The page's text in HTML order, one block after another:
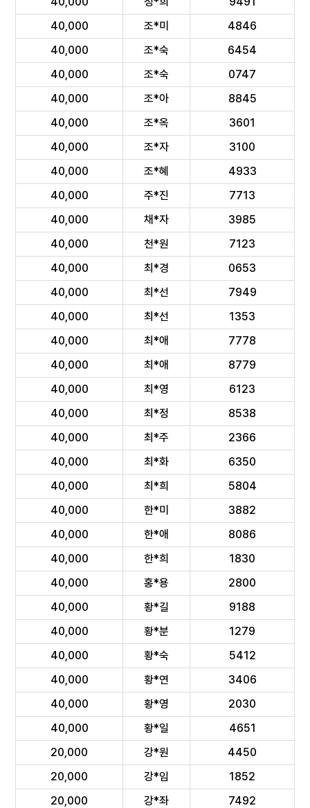
40,000
조*미
4846
40,000
조*숙
6454
40,000
조*숙
0747
40,000
조*아
8845
40,000
조*옥
3601
40,000
조*자
3100
40,000
조*혜
4933
40,000
주*진
7713
40,000
채*자
3985
40,000
천*원
7123
40,000
최*경
0653
40,000
최*선
7949
40,000
최*선
1353
40,000
최*애
7778
40,000
최*애
8779
40,000
최*영
6123
40,000
최*정
8538
40,000
최*주
2366
40,000
최*화
6350
40,000
최*희
5804
40,000
한*미
3882
40,000
한*애
8086
40,000
한*희
1830
40,000
홍*용
2800
40,000
황*길
9188
40,000
황*분
1279
40,000
황*숙
5412
40,000
황*연
3406
40,000
황*영
2030
40,000
황*일
4651
20,000
강*원
4450
20,000
강*임
1852
20,000
강*좌
7492